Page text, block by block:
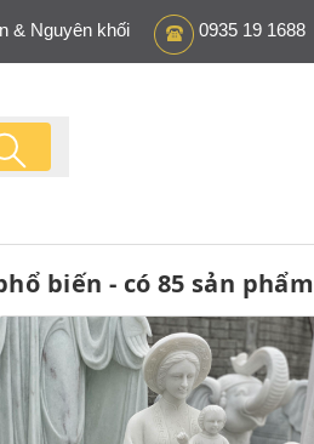
0935 19 1688
& Nguyên khối
biến - có 85 sản phẩm